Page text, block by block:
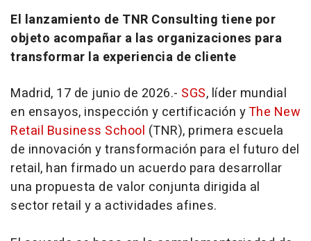
El lanzamiento de TNR Consulting tiene por
objeto acompañar a las organizaciones para
transformar la experiencia de cliente
Madrid, 17 de junio de 2026.- SGS, líder mundial
en ensayos, inspección y certificación yThe New
Retail Business School (TNR), primera escuela
de innovación y transformación para el futuro del
retail, han firmado un acuerdo para desarrollar
una propuesta de valor conjunta dirigida al
sector retail y a actividades afines.